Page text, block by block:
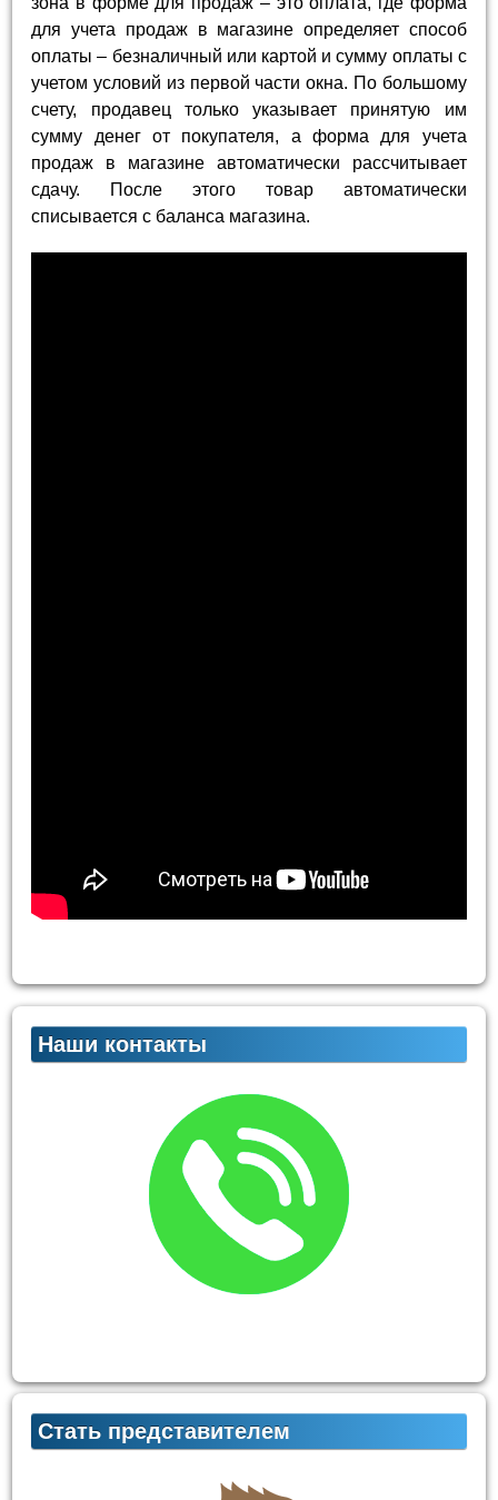
для учета продаж в магазине определяет способ
оплаты – безналичный или картой и сумму оплаты с
учетом условий из первой части окна. По большому
счету, продавец только указывает принятую им
сумму денег от покупателя, а форма для учета
продаж в магазине автоматически рассчитывает
сдачу. После этого товар автоматически
списывается с баланса магазина.
Наши контакты
Стать представителем